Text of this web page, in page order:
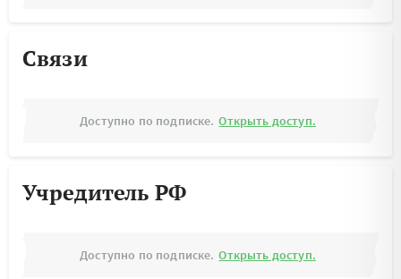
Связи
Доступно по подписке. Открыть доступ.
Учредитель РФ
Доступно по подписке. Открыть доступ.